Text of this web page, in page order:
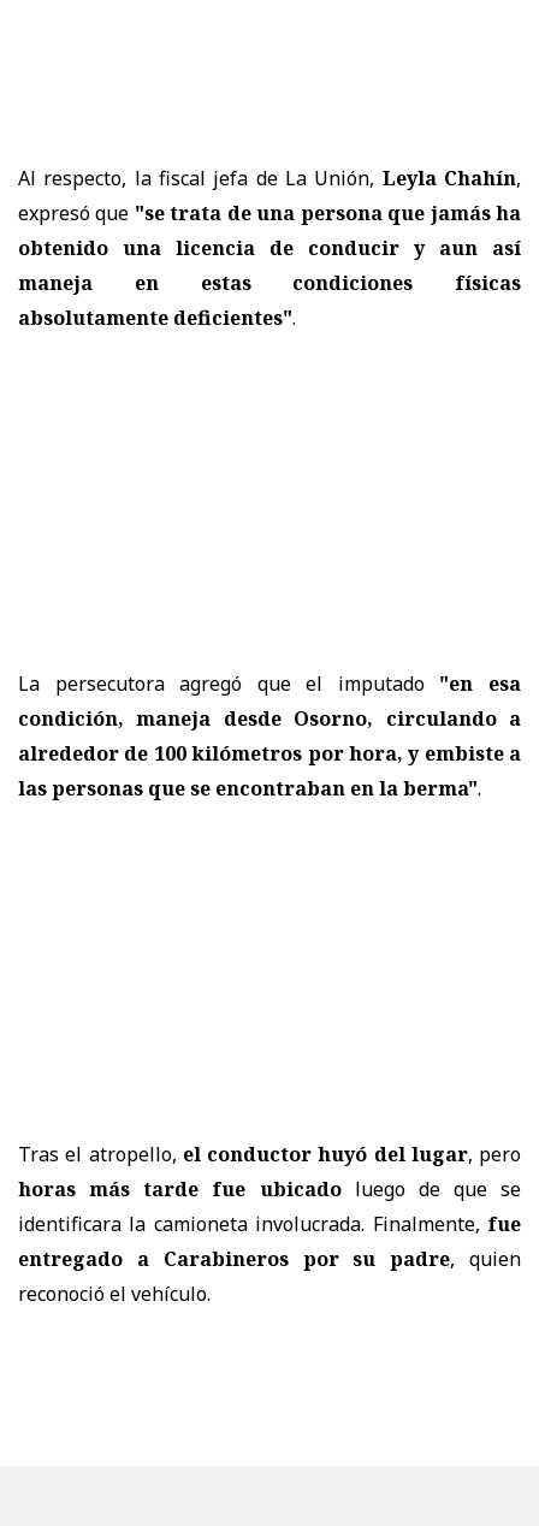
Al respecto, la fiscal jefa de La Unión, Leyla Chahín,
expresó que "se trata de una persona que jamás ha
obtenido una licencia de conducir y aun así
maneja en estas condiciones físicas
absolutamente deficientes".
La persecutora agregó que el imputado "en esa
condición, maneja desde Osorno, circulando a
alrededor de 100 kilómetros por hora, y embiste a
las personas que se encontraban en la berma".
Tras el atropello, el conductor huyó del lugar, pero
horas más tarde fue ubicadoluego de que se
identificara la camioneta involucrada. Finalmente, fue
entregado a Carabineros por su padre, quien
reconoció el vehículo.